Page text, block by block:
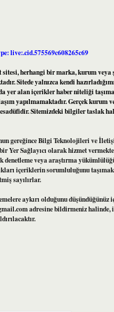
live:.cid.575569c608265c69
sitesi, herhangi bir marka, kurum veya
Sitede yalnızca kendi
yer alan içerikler haber niteliği
yapılmamaktadır. Gerçek kurum
Sitemizdeki bilgiler taslak
gereğince Bilgi Teknolojileri ve
Yer Sağlayıcı olarak hizmet
veya araştırma
içeriklerin sorumluluğunu
sayılırlar.
aykırı olduğunu düşündüğünüz
adresine bildirmeniz